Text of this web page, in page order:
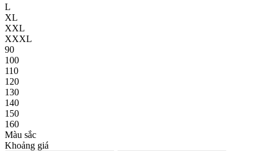
L
XL
XXL
XXXL
90
100
110
120
130
140
150
160
Màu sắc
Khoảng giá